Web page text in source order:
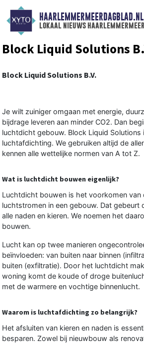
HAARLEMMERMEERDAGBLAD.NL
lokaal nieuws haarlemmermeer
Block Liquid Solutions
Block Liquid Solutions B.V.
Je wilt zuiniger omgaan met energie,
bijdrage leveren aan minder CO2. Dan
luchtdicht gebouw. Block Liquid Solutions
luchtafdichting. We gebruiken altijd de
kennen alle wettelijke normen van A tot Z.
Wat is luchtdicht bouwen eigenlijk?
Luchtdicht bouwen is het voorkomen van
luchtstromen in een gebouw. Dat gebeurt
alle naden en kieren. We noemen het
bouwen.
Lucht kan op twee manieren
beïnvloeden: van buiten naar binnen
buiten (exfiltratie). Door het luchtdicht
woning komt de koude of droge
met de warmere en vochtige binnenlucht.
Waarom is luchtafdichting zo belangrijk?
Het afsluiten van kieren en naden is
besparen. Zowel bij nieuwbouw als